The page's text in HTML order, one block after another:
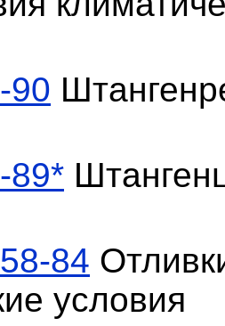
90
89*
84
условия